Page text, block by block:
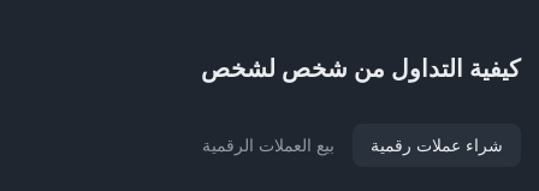
كيفية التداول من شخص لشخص
شراء عملات رقمية بيع العملات الرقمية